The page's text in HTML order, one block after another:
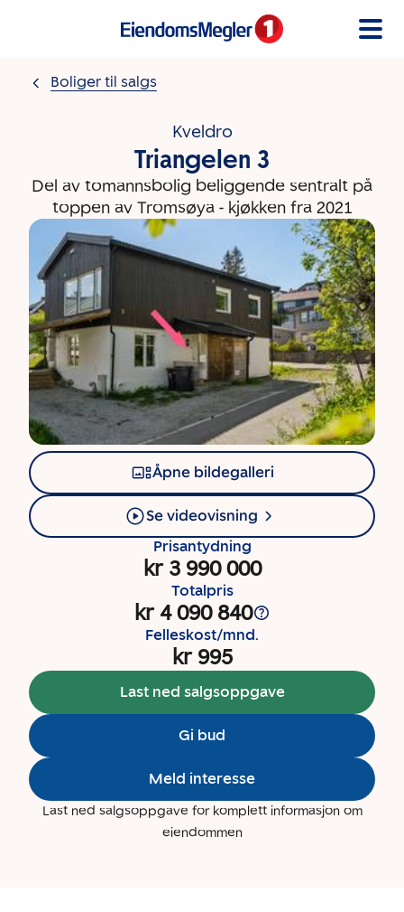
Boliger til salgs
Kveldro
Triangelen 3
Del av tomannsbolig beliggende sentralt på
toppen av Tromsøya - kjøkken fra 2021
Åpne bildegalleri
Se videovisning
Prisantydning
kr 3 990 000
Totalpris
kr 4 090 840
Felleskost/mnd.
kr 995
Last ned salgsoppgave
Gi bud
Meld interesse
Last ned salgsoppgave for komplett informasjon om
eiendommen